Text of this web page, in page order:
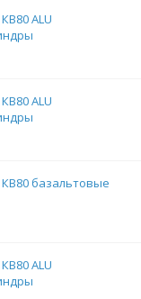
ALU
ALU
КВ80 базальтовые
ALU